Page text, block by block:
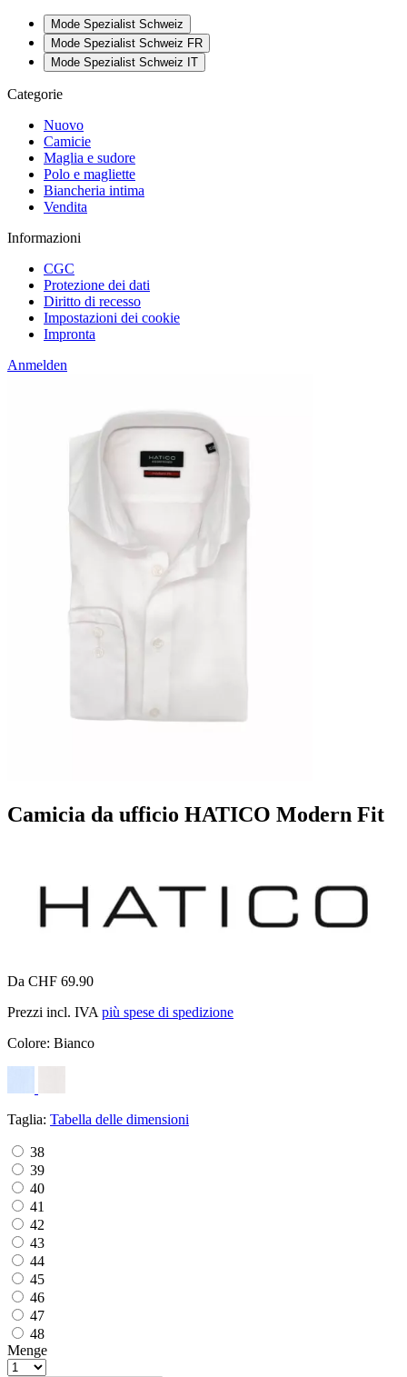
Mode Spezialist Schweiz
Mode Spezialist Schweiz FR
Mode Spezialist Schweiz IT
Categorie
Nuovo
Camicie
Maglia e sudore
Polo e magliette
Biancheria intima
Vendita
Informazioni
CGC
Protezione dei dati
Diritto di recesso
Impostazioni dei cookie
Impronta
Anmelden
Camicia da ufficio HATICO Modern Fit
Da CHF 69.90
Prezzi incl. IVA più spese di spedizione
Colore: Bianco
Taglia: Tabella delle dimensioni
38
39
40
41
42
43
44
45
46
47
48
Menge